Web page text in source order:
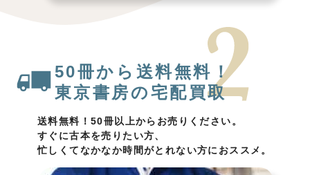
50冊から送料無料！
東京書房の宅配買取
送料無料！50冊以上からお売りください。
すぐに古本を売りたい方、
忙しくてなかなか時間がとれない方におススメ。